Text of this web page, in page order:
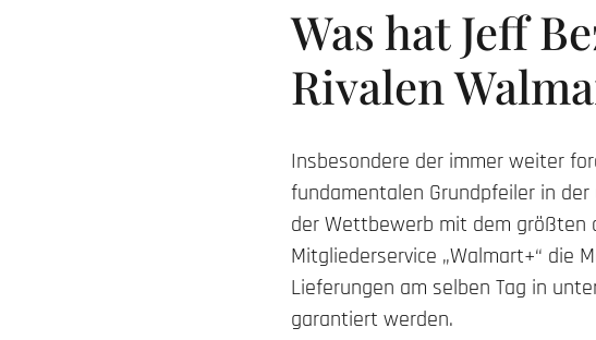
Was hat Jeff
Rivalen
Insbesondere der immer weiter
fundamentalen Grundpfeiler in
der Wettbewerb mit dem größten
Mitgliederservice „Walmart+“ die
Lieferungen am selben Tag in
garantiert werden.